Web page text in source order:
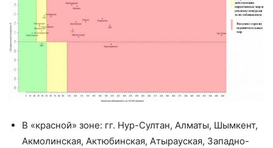
В «красной» зоне: гг. Нур-Султан, Алматы, Шымкент,
Акмолинская, Актюбинская, Атырауская, Западно-